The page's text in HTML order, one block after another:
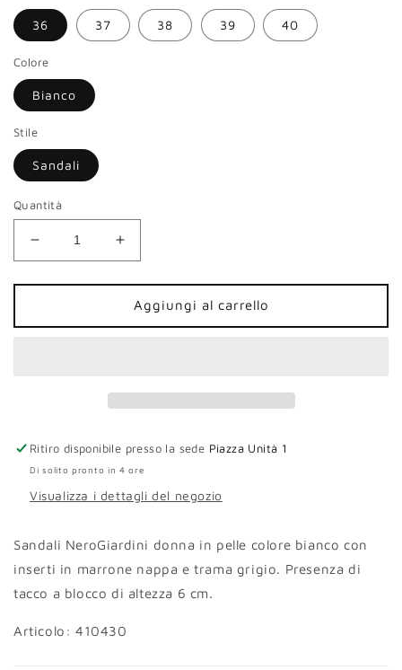
36 37 38 39 40
Colore
Bianco
Stile
Sandali
Quantità
Diminuisci
quantità
per
NeroGiardini
Aumenta
quantità
per
Sandali
NeroGiardini
inserti
Aggiungi al carrello
Ritiro disponibile presso la sede Piazza Unità 1
Di solito pronto in 4 ore
Visualizza i dettagli del negozio
Sandali NeroGiardini donna in pelle colore bianco con
inserti in marrone nappa e trama grigio. Presenza di
tacco a blocco di altezza 6 cm.
Articolo: 410430